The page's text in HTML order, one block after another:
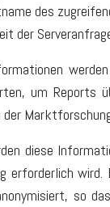
des
der
um Reports
diese
erforderlich
so